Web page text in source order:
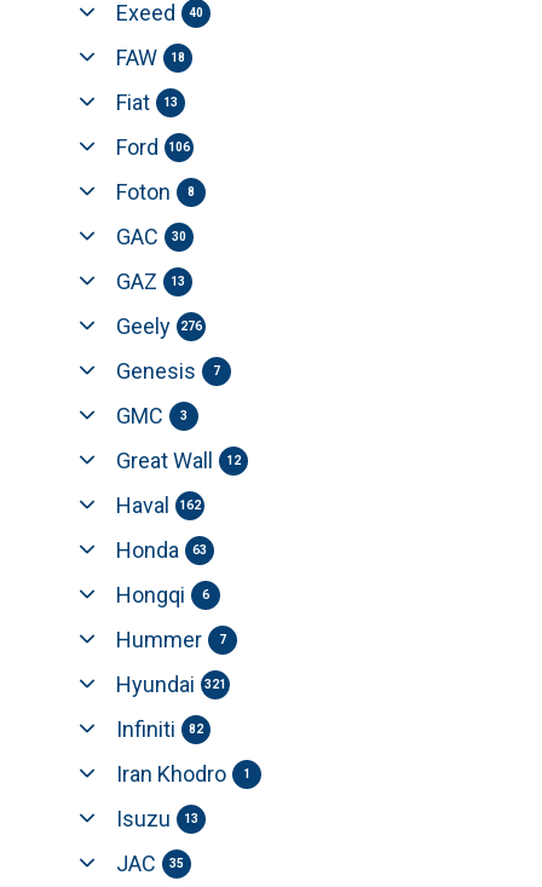
Exeed 40
FAW 18
Fiat 13
Ford 106
Foton 8
GAC 30
GAZ 13
Geely 276
Genesis 7
GMC 3
Great Wall 12
Haval 162
Honda 63
Hongqi 6
Hummer 7
Hyundai 321
Infiniti 82
Iran Khodro 1
Isuzu 13
JAC 35